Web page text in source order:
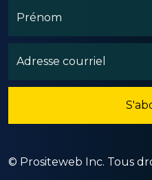
© Prositeweb Inc. Tous